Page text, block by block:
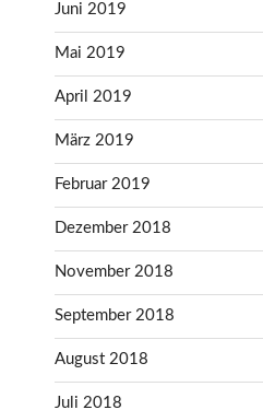
Juni 2019
Mai 2019
April 2019
März 2019
Februar 2019
Dezember 2018
November 2018
September 2018
August 2018
Juli 2018